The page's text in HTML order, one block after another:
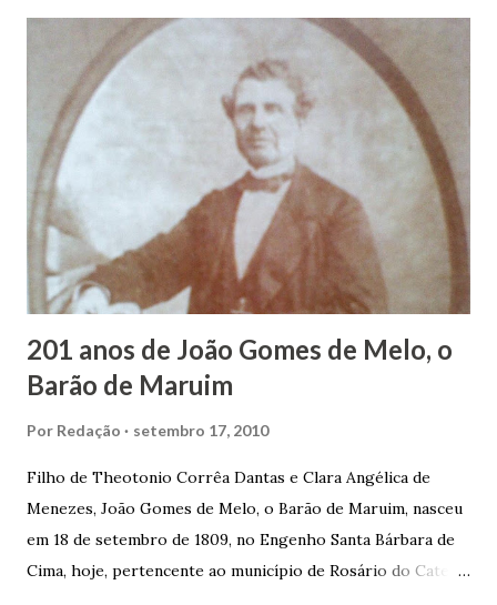
infância pobre, João Vieira não pôde se dedicar aos
estudos, e então passou a colocar o trabalho em primeiro
plano para auxiliar na renda familiar. No comércio foi
garçon, dono de bar, de armarinho e depois de uma
panificação. “Ao contrário de muitos, que renegam suas
raízes e procuram obscurecer seu passado, orgulhava-se
em defender o pão como garçon, tendo incontáveis vezes
que trabalhar copiosamente fora de seu horário normal em
trocas de gorjetas que c...
201 anos de João Gomes de Melo, o
Barão de Maruim
Por Redação setembro 17, 2010
Filho de Theotonio Corrêa Dantas e Clara Angélica de
Menezes, João Gomes de Melo, o Barão de Maruim, nasceu
em 18 de setembro de 1809, no Engenho Santa Bárbara de
Cima, hoje, pertencente ao município de Rosário do Catete.